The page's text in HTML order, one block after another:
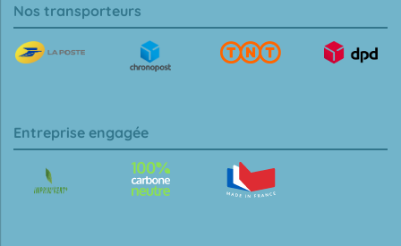
Nos transporteurs
Entreprise engagée